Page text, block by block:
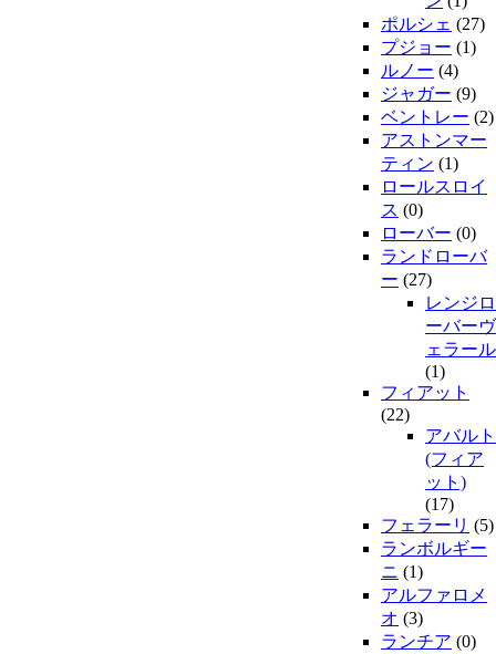
ポルシェ (27)
プジョー (1)
ルノー (4)
ジャガー (9)
ベントレー (2)
アストンマー
ティン (1)
ロールスロイ
ス (0)
ローバー (0)
ランドローバ
ー (27)
レンジロ
ーバーヴ
ェラール
(1)
フィアット
(22)
アバルト
(フィア
ット)
(17)
フェラーリ (5)
ランボルギー
ニ (1)
アルファロメ
オ (3)
ランチア (0)